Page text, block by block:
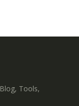
Tools,